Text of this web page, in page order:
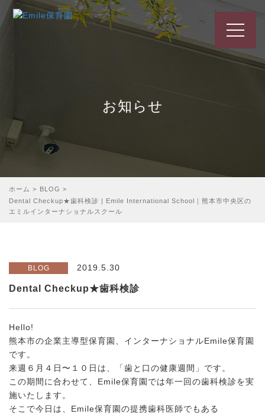
お知らせ
t
g
t
o
ホーム > BLOG >
Dental Checkup★歯科検診 | Emile International School｜熊本市中央区の
エミルインターナショナルスクール
BLOG 2019.5.30
Dental Checkup★歯科検診
Hello!
熊本市の企業主導型保育園、インターナショナルEmile保育園
です。
来週６月４日〜１０日は、「歯と口の健康週間」です。
この期間に合わせて、Emile保育園では年一回の歯科検診を実
施いたします。
そこで今日は、Emile保育園の提携歯科医師でもある